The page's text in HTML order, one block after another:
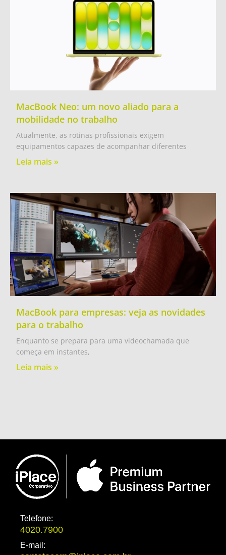
MacBook Neo: um novo aliado para a
mobilidade no trabalho
Atualmente, as rotinas profissionais exigem
equipamentos capazes de acompanhar diferentes
Leia mais »
MacBook para empresas: veja as novidades
para o trabalho
Enquanto se prepara para uma videochamada que
começa em instantes,
Leia mais »
Telefone:
4020.7900
E-mail: